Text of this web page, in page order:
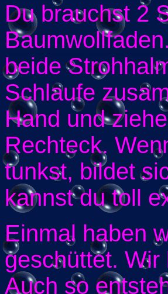
Du brauchst 2
beide
Schlaufe
Hand und
Rechteck.
tunkst, bildet
kannst du toll
Einmal haben
geschüttet.
Auch so